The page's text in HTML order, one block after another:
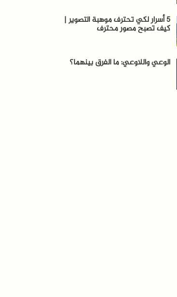
5 أسرار لكي تحترف موهبة التصوير |
كيف تصبح مصور محترف
الوعي واللاوعي: ما الفرق بينهما؟